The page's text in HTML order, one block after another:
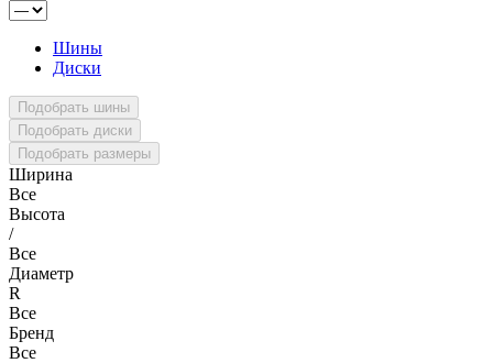
Шины
Диски
Ширина
Все
Высота
/
Все
Диаметр
R
Все
Бренд
Все